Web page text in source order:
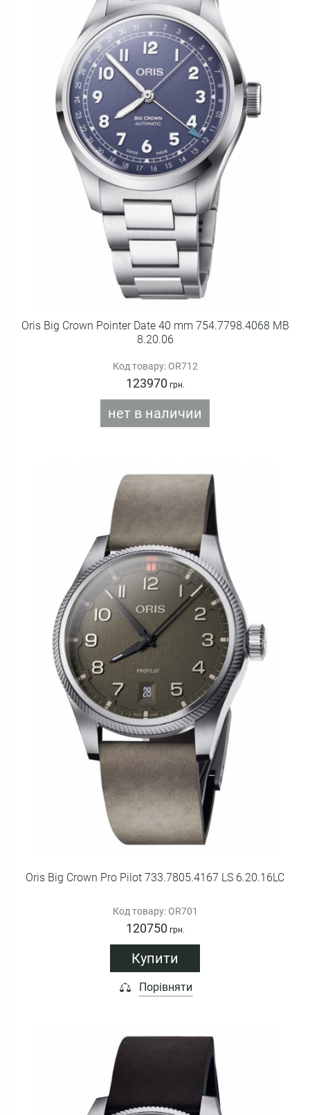
Oris Big Crown Pointer Date 40 mm 754.7798.4068 MB
8.20.06
Код товару: OR712
123970 грн.
нет в наличии
Oris Big Crown Pro Pilot 733.7805.4167 LS 6.20.16LC
Код товару: OR701
120750 грн.
Купити
Порівняти